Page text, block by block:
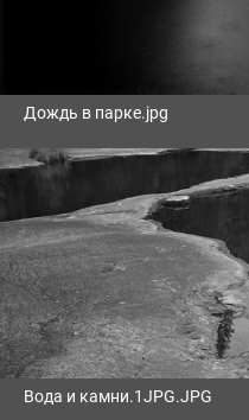
Дождь в парке.jpg
Вода и камни.1JPG.JPG